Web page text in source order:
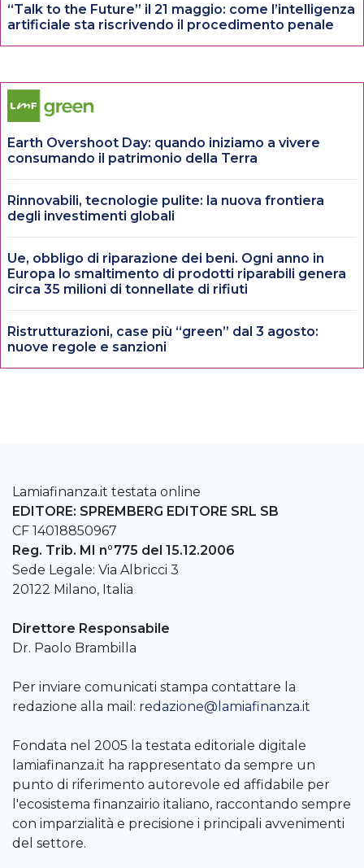
“Talk to the Future” il 21 maggio: come l’intelligenza
artificiale sta riscrivendo il procedimento penale
Earth Overshoot Day: quando iniziamo a vivere
consumando il patrimonio della Terra
Rinnovabili, tecnologie pulite: la nuova frontiera
degli investimenti globali
Ue, obbligo di riparazione dei beni. Ogni anno in
Europa lo smaltimento di prodotti riparabili genera
circa 35 milioni di tonnellate di rifiuti
Ristrutturazioni, case più “green” dal 3 agosto:
nuove regole e sanzioni
Lamiafinanza.it testata online
EDITORE: SPREMBERG EDITORE SRL SB
CF 14018850967
Reg. Trib. MI n°775 del 15.12.2006
Sede Legale: Via Albricci 3
20122 Milano, Italia
Direttore Responsabile
Dr. Paolo Brambilla
Per inviare comunicati stampa contattare la
redazione alla mail: redazione@lamiafinanza.it
Fondata nel 2005 la testata editoriale digitale
lamiafinanza.it ha rappresentato da sempre un
punto di riferimento autorevole ed affidabile per
l'ecosistema finanzairio italiano, raccontando sempre
con imparzialità e precisione i principali avvenimenti
del settore.